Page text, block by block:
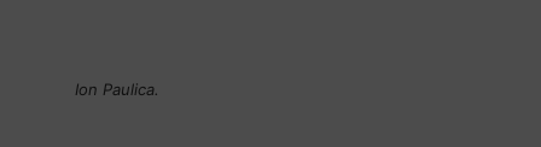
Ion Paulica.